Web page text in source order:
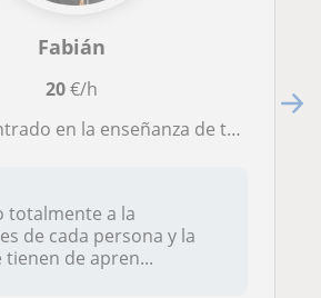
Fabián
20€/h
de tecnologías de CCTV, Videoportería y controles de acceso.
totalmente a la
de cada persona y la
de apren...